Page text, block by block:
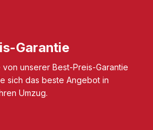
Garantie
unserer Best-Preis-Garantie
sich das beste Angebot in
Umzug.